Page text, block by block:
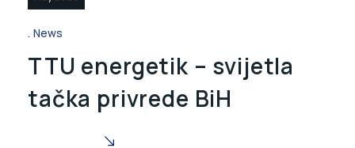
News
TTU energetik – svijetla
tačka privrede BiH